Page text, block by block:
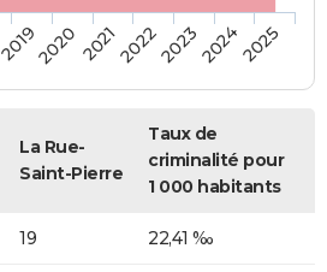
2019202020212022202320242025
La Rue-
Saint-Pierre
Taux de
criminalité pour
1 000 habitants
19 22,41 ‰